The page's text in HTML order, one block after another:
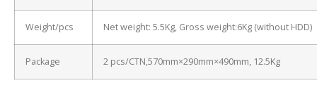
Weight/pcs Net weight: 5.5Kg, Gross weight:6Kg (without HDD)
Package 2 pcs/CTN,570mm×290mm×490mm, 12.5Kg